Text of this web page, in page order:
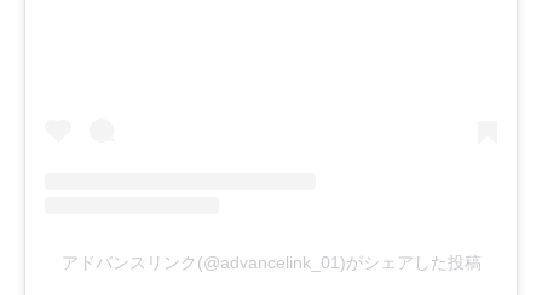
アドバンスリンク(@advancelink_01)がシェアした投稿